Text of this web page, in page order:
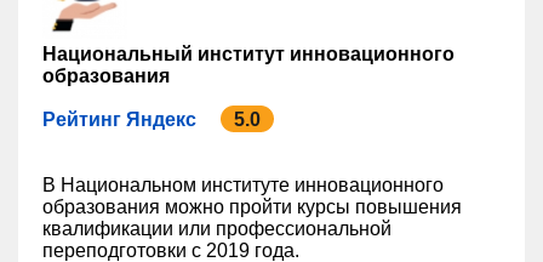
Национальный институт инновационного
образования
Рейтинг Яндекс 5.0
В Национальном институте инновационного
образования можно пройти курсы повышения
квалификации или профессиональной
переподготовки с 2019 года.